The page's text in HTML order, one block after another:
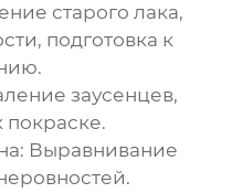
старого лака,
подготовка к
заусенцев,
покраске.
: Выравнивание